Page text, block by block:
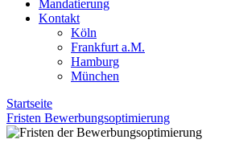
Mandatierung
Kontakt
Köln
Frankfurt a.M.
Hamburg
München
Startseite
Fristen Bewerbungsoptimierung